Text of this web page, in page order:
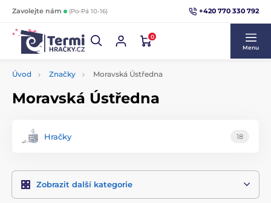
Zavolejte nám (Po-Pá 10-16) +420 770 330 792
0
Menu
Úvod Značky Moravská Ústředna
Moravská Ústředna
Hračky 18
Zobrazit další kategorie